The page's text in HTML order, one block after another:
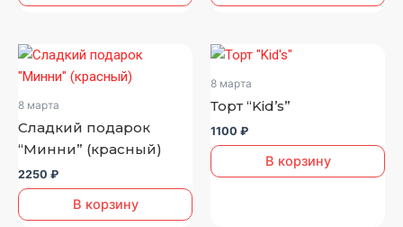
8 марта
Сладкий подарок
“Минни” (красный)
2250 ₽
В корзину
8 марта
Торт “Kid’s”
1100 ₽
В корзину